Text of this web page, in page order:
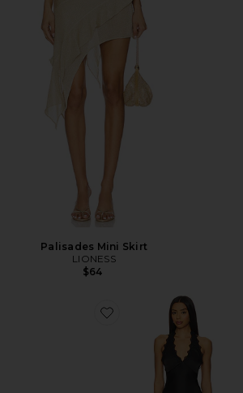
Palisades Mini Skirt
LIONESS
$64
Favorite Stars Align Mini Dress